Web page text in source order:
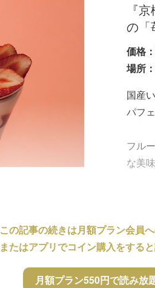
『
の「
価格
場所
国産
パフェ
フル
な美
この記事の続きは月額プラン会員へ
またはアプリでコイン購入をする
月額プラン550円で読み放